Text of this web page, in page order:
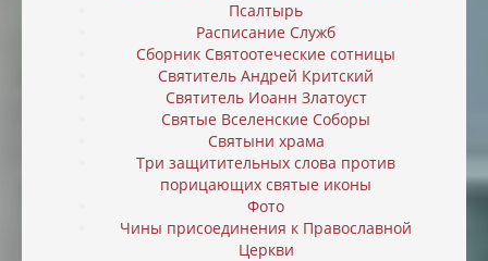
Псалтырь
Расписание Служб
Сборник Святоотеческие сотницы
Святитель Андрей Критский
Святитель Иоанн Златоуст
Святые Вселенские Соборы
Святыни храма
Три защитительных слова против
порицающих святые иконы
Фото
Чины присоединения к Православной
Церкви